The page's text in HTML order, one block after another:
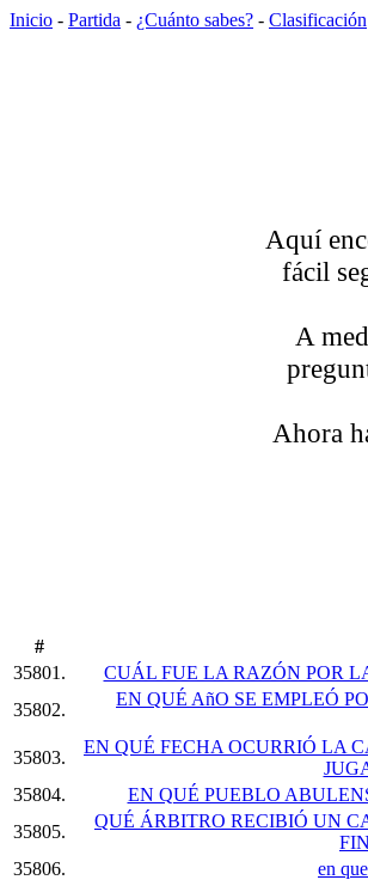
Inicio - Partida - ¿Cuánto sabes? - Clasificación
Aquí
fácil
A
Ahora
#
35801.
CUÁL FUE LA RAZÓN POR
35802.
EN QUÉ AñO SE EMPLEÓ
35803.
EN QUÉ FECHA OCURRIÓ LA
35804.
EN QUÉ PUEBLO
35805.
QUÉ ÁRBITRO RECIBIÓ UN
35806.
en